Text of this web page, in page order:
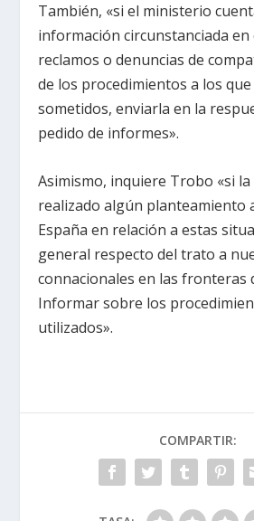
También, «si el ministerio
información circunstanciada en
reclamos o denuncias de
de los procedimientos a los
sometidos, enviarla en la
pedido de informes».
Asimismo, inquiere Trobo «si
realizado algún planteamiento
España en relación a estas
general respecto del trato a
connacionales en las fronteras
Informar sobre los
utilizados».
COMPARTIR: